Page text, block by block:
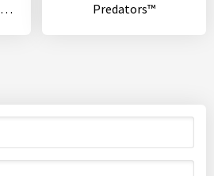
Counter Attack - Multiplayer FPS Predators™